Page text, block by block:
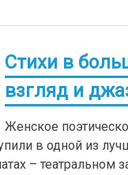
Стихи в
взгляд и
Женское
в одной из
– театральном